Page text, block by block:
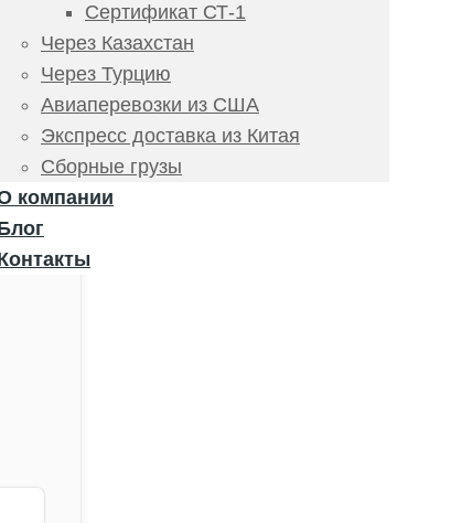
Сертификат СТ-1
Через Казахстан
Через Турцию
Авиаперевозки из США
Экспресс доставка из Китая
Сборные грузы
компании